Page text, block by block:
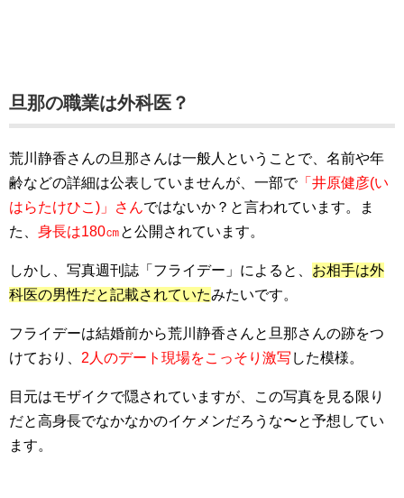
旦那の職業は外科医？
荒川静香さんの旦那さんは一般人ということで、名前や年
齢などの詳細は公表していませんが、一部で「井原健彦(い
はらたけひこ)」さんではないか？と言われています。ま
た、 身長は180㎝と公開されています。
しかし、写真週刊誌「フライデー」によると、 お相手は外
科医の男性だと記載されていたみたいです。
フライデーは結婚前から荒川静香さんと旦那さんの跡をつ
けており、 2人のデート現場をこっそり激写 した模様。
目元はモザイクで隠されていますが、この写真を見る限り
だと高身長でなかなかのイケメンだろうな〜と予想してい
ます。